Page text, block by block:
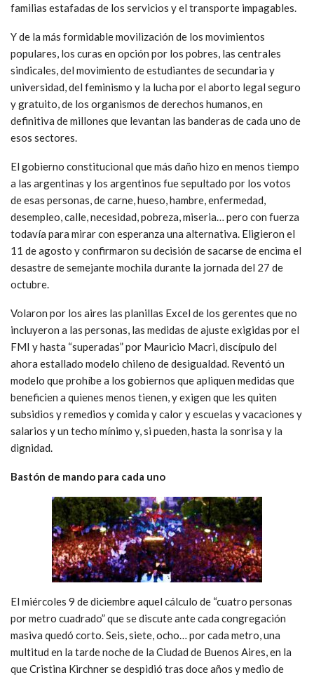
familias estafadas de los servicios y el transporte impagables.
Y de la más formidable movilización de los movimientos
populares, los curas en opción por los pobres, las centrales
sindicales, del movimiento de estudiantes de secundaria y
universidad, del feminismo y la lucha por el aborto legal seguro
y gratuito, de los organismos de derechos humanos, en
definitiva de millones que levantan las banderas de cada uno de
esos sectores.
El gobierno constitucional que más daño hizo en menos tiempo
a las argentinas y los argentinos fue sepultado por los votos
de esas personas, de carne, hueso, hambre, enfermedad,
desempleo, calle, necesidad, pobreza, miseria… pero con fuerza
todavía para mirar con esperanza una alternativa. Eligieron el
11 de agosto y confirmaron su decisión de sacarse de encima el
desastre de semejante mochila durante la jornada del 27 de
octubre.
Volaron por los aires las planillas Excel de los gerentes que no
incluyeron a las personas, las medidas de ajuste exigidas por el
FMI y hasta “superadas” por Mauricio Macri, discípulo del
ahora estallado modelo chileno de desigualdad. Reventó un
modelo que prohíbe a los gobiernos que apliquen medidas que
beneficien a quienes menos tienen, y exigen que les quiten
subsidios y remedios y comida y calor y escuelas y vacaciones y
salarios y un techo mínimo y, si pueden, hasta la sonrisa y la
dignidad.
Bastón de mando para cada uno
El miércoles 9 de diciembre aquel cálculo de “cuatro personas
por metro cuadrado” que se discute ante cada congregación
masiva quedó corto. Seis, siete, ocho… por cada metro, una
multitud en la tarde noche de la Ciudad de Buenos Aires, en la
que Cristina Kirchner se despidió tras doce años y medio de